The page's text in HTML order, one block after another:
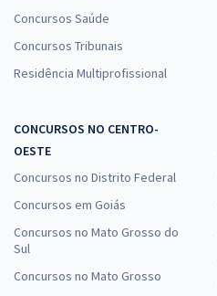
Concursos Saúde
Concursos Tribunais
Residência Multiprofissional
CONCURSOS NO CENTRO-
OESTE
Concursos no Distrito Federal
Concursos em Goiás
Concursos no Mato Grosso do
Sul
Concursos no Mato Grosso